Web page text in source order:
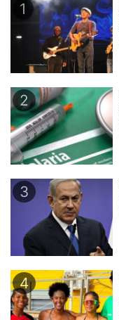
1
2
3
4